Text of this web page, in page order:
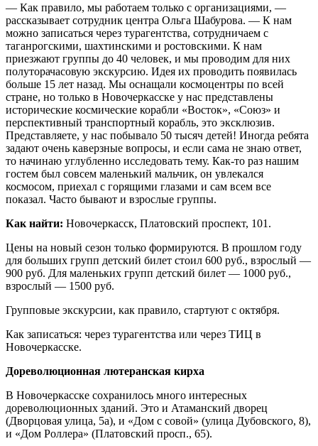
— Как правило, мы работаем только с организациями, —
рассказывает сотрудник центра Ольга Шабурова. — К нам
можно записаться через турагентства, сотрудничаем с
таганрогскими, шахтинскими и ростовскими. К нам
приезжают группы до 40 человек, и мы проводим для них
полуторачасовую экскурсию. Идея их проводить появилась
больше 15 лет назад. Мы оснащали космоцентры по всей
стране, но только в Новочеркасске у нас представлены
исторические космические корабли «Восток», «Союз» и
перспективный транспортный корабль, это эксклюзив.
Представляете, у нас побывало 50 тысяч детей! Иногда ребята
задают очень каверзные вопросы, и если сама не знаю ответ,
то начинаю углубленно исследовать тему. Как-то раз нашим
гостем был совсем маленький мальчик, он увлекался
космосом, приехал с горящими глазами и сам всем все
показал. Часто бывают и взрослые группы.
Как найти: Новочеркасск, Платовский проспект, 101.
Цены на новый сезон только формируются. В прошлом году
для больших групп детский билет стоил 600 руб., взрослый —
900 руб. Для маленьких групп детский билет — 1000 руб.,
взрослый — 1500 руб.
Групповые экскурсии, как правило, стартуют с октября.
Как записаться: через турагентства или через ТИЦ в
Новочеркасске.
Дореволюционная лютеранская кирха
В Новочеркасске сохранилось много интересных
дореволюционных зданий. Это и Атаманский дворец
(Дворцовая улица, 5а), и «Дом с совой» (улица Дубовского, 8),
и «Дом Роллера» (Платовский просп., 65).